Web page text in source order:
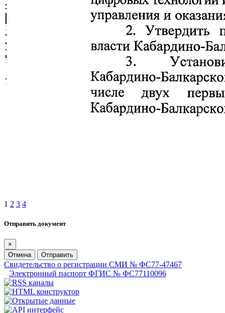
1 2 3 4
Отправить документ
×
Отмена
Отправить
Свидетельство о регистрации СМИ № ФС77-47467
Электронный паспорт ФГИС № ФС77110096